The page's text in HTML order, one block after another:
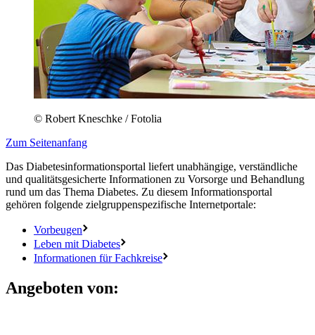
© Robert Kneschke / Fotolia
Zum Seitenanfang
Das Diabetesinformationsportal liefert unabhängige, verständliche
und qualitätsgesicherte Informationen zu Vorsorge und Behandlung
rund um das Thema Diabetes. Zu diesem Informationsportal
gehören folgende zielgruppenspezifische Internetportale:
Vorbeugen
Leben mit Diabetes
Informationen für Fachkreise
Angeboten von: